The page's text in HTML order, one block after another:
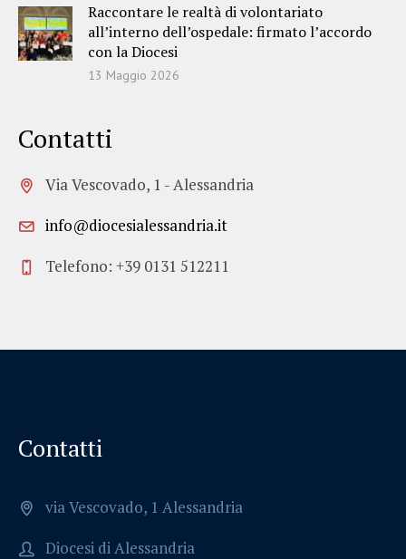
Raccontare le realtà di volontariato
all’interno dell’ospedale: firmato l’accordo
con la Diocesi
13 Maggio 2026
Contatti
Via Vescovado, 1 - Alessandria
info@diocesialessandria.it
Telefono: +39 0131 512211
Contatti
via Vescovado, 1 Alessandria
Diocesi di Alessandria